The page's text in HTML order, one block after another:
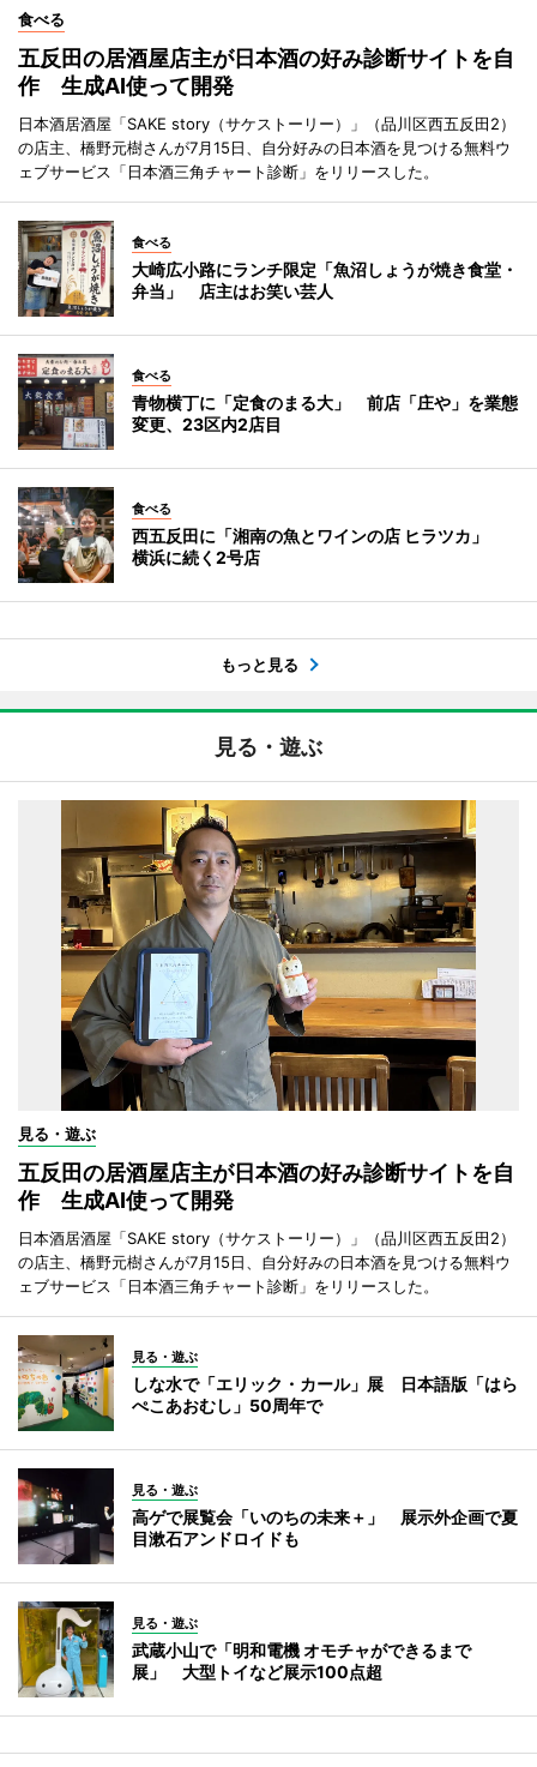
食べる
五反田の居酒屋店主が日本酒の好み診断サイトを自
作 生成AI使って開発
日本酒居酒屋「SAKE story（サケストーリー）」（品川区西五反田2）
の店主、橋野元樹さんが7月15日、自分好みの日本酒を見つける無料ウ
ェブサービス「日本酒三角チャート診断」をリリースした。
食べる
大崎広小路にランチ限定「魚沼しょうが焼き食堂・
弁当」 店主はお笑い芸人
食べる
青物横丁に「定食のまる大」 前店「庄や」を業態
変更、23区内2店目
食べる
西五反田に「湘南の魚とワインの店 ヒラツカ」
横浜に続く2号店
もっと見る
見る・遊ぶ
見る・遊ぶ
五反田の居酒屋店主が日本酒の好み診断サイトを自
作 生成AI使って開発
日本酒居酒屋「SAKE story（サケストーリー）」（品川区西五反田2）
の店主、橋野元樹さんが7月15日、自分好みの日本酒を見つける無料ウ
ェブサービス「日本酒三角チャート診断」をリリースした。
見る・遊ぶ
しな水で「エリック・カール」展 日本語版「はら
ぺこあおむし」50周年で
見る・遊ぶ
高ゲで展覧会「いのちの未来＋」 展示外企画で夏
目漱石アンドロイドも
見る・遊ぶ
武蔵小山で「明和電機 オモチャができるまで
展」 大型トイなど展示100点超